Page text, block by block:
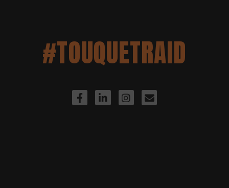
#TOUQUETRAID